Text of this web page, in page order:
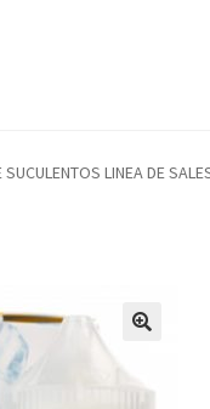
SUCULENTOS LINEA DE